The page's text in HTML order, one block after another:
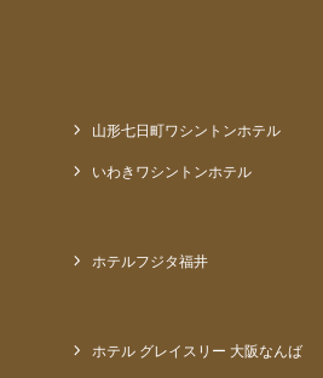
山形七日町ワシントンホテル
いわきワシントンホテル
ホテルフジタ福井
ホテル グレイスリー 大阪なんば